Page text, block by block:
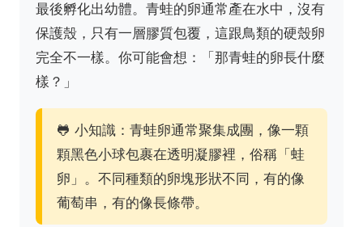
最後孵化出幼體。青蛙的卵通常產在水中，沒有
保護殼，只有一層膠質包覆，這跟鳥類的硬殼卵
完全不一樣。你可能會想：「那青蛙的卵長什麼
樣？」
🐸 小知識：青蛙卵通常聚集成團，像一顆
顆黑色小球包裹在透明凝膠裡，俗稱「蛙
卵」。不同種類的卵塊形狀不同，有的像
葡萄串，有的像長條帶。